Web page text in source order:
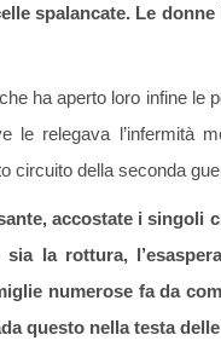
spalancate. Le
ha aperto loro infine
le relegava l’infermità
circuito della seconda
accostate i
la rottura,
numerose fa da
questo nella testa